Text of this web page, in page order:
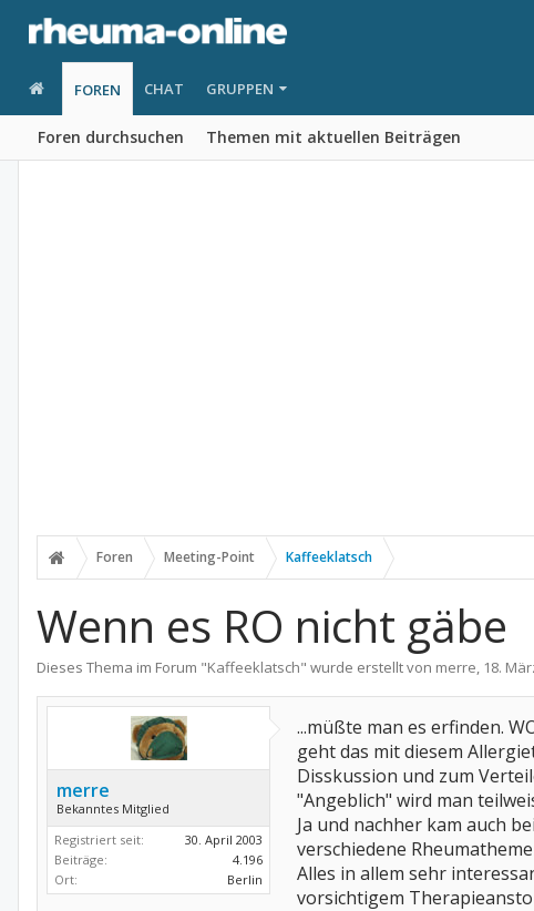
FOREN
Foren durchsuchen Themen mit aktuellen Beiträgen
CHAT GRUPPEN
Foren Meeting-Point Kaffeeklatsch
Wenn es RO nicht gäbe
Dieses Thema im Forum "Kaffeeklatsch" wurde erstellt von merre, 18.
merre
Bekanntes Mitglied
Registriert seit:
30. April 2003
Beiträge:
4.196
Ort:
Berlin
...müßte man es erfinden.
geht das mit diesem
Disskussion und zum
"Angeblich" wird man
Ja und nachher kam auch
verschiedene
Alles in allem sehr
vorsichtigem